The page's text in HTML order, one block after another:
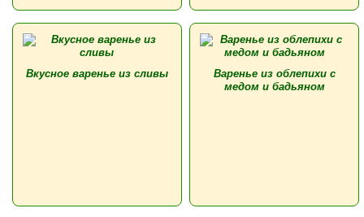
Вкусное варенье из сливы
Варенье из облепихи с
медом и бадьяном